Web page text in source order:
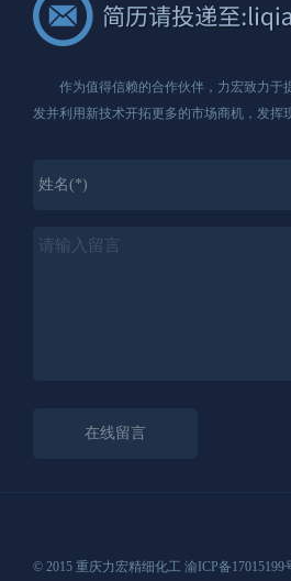
作为值得信赖的合作伙伴，力宏致力于
发并利用新技术开拓更多的市场商机，发挥
© 2015 重庆力宏精细化工 渝ICP备17015199